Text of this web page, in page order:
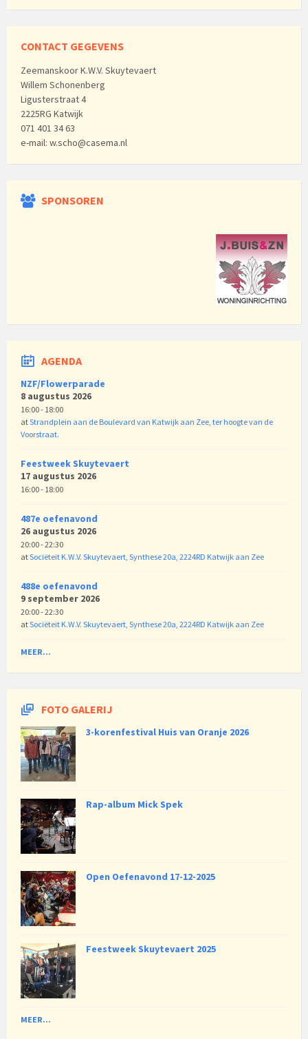
CONTACT GEGEVENS
Zeemanskoor K.W.V. Skuytevaert
Willem Schonenberg
Ligusterstraat 4
2225RG Katwijk
071 401 34 63
e-mail: w.scho@casema.nl
SPONSOREN
AGENDA
NZF/Flowerparade
8 augustus 2026
16:00 - 18:00
atStrandplein aan de Boulevard van Katwijk aan Zee, ter hoogte van de
Voorstraat.
Feestweek Skuytevaert
17 augustus 2026
16:00 - 18:00
487e oefenavond
26 augustus 2026
20:00 - 22:30
atSociëteit K.W.V. Skuytevaert, Synthese 20a, 2224RD Katwijk aan Zee
488e oefenavond
9 september 2026
20:00 - 22:30
atSociëteit K.W.V. Skuytevaert, Synthese 20a, 2224RD Katwijk aan Zee
MEER...
FOTO GALERIJ
3-korenfestival Huis van Oranje 2026
Rap-album Mick Spek
Open Oefenavond 17-12-2025
Feestweek Skuytevaert 2025
MEER...